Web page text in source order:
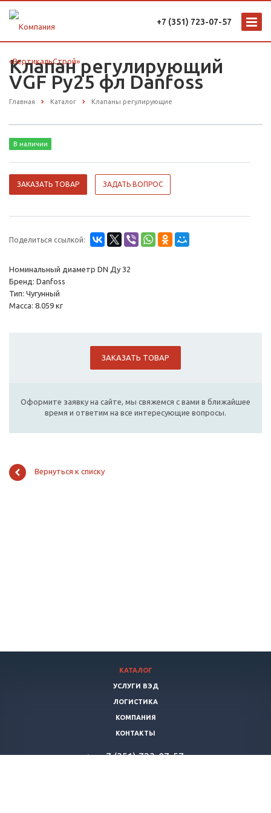
+7 (351) 723-07-57
Клапан регулирующий
VGF Ру25 фл Danfoss
Главная Каталог Клапаны регулирующие
В наличии
ЗАКАЗАТЬ ТОВАР ЗАДАТЬ ВОПРОС
Поделиться ссылкой:
Номинальный диаметр DN Ду 32
Бренд: Danfoss
Тип: Чугунный
Масса: 8.059 кг
ЗАКАЗАТЬ ТОВАР
Оформите заявку на сайте, мы свяжемся с вами в ближайшее
время и ответим на все интересующие вопросы.
Вернуться к списку
КАТАЛОГ
УСЛУГИ ВЭД
ЛОГИСТИКА
КОМПАНИЯ
КОНТАКТЫ
+7 (351) 723-07-57